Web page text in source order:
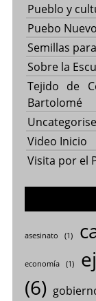
Pueblo y
Puebo
Semillas
Sobre la
Tejido de
Bartolomé
Video Inicio
Visita por el
asesinato (1)
economía(1)
(6)